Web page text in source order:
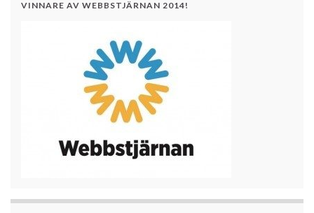
VINNARE AV WEBBSTJÄRNAN 2014!